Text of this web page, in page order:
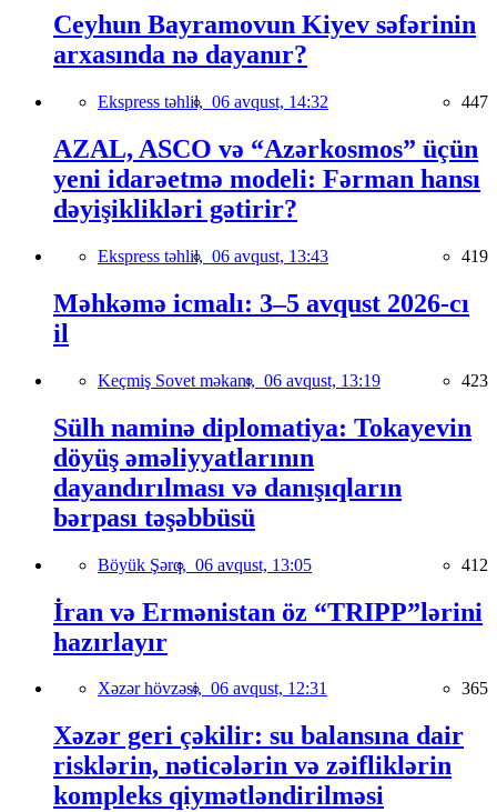
Ceyhun Bayramovun Kiyev səfərinin
arxasında nə dayanır?
Ekspress təhlil, 06 avqust, 14:32 447
AZAL, ASCO və “Azərkosmos” üçün
yeni idarəetmə modeli: Fərman hansı
dəyişiklikləri gətirir?
Ekspress təhlil, 06 avqust, 13:43 419
Məhkəmə icmalı: 3–5 avqust 2026-cı
il
Keçmiş Sovet məkanı, 06 avqust, 13:19 423
Sülh naminə diplomatiya: Tokayevin
döyüş əməliyyatlarının
dayandırılması və danışıqların
bərpası təşəbbüsü
Böyük Şərq, 06 avqust, 13:05 412
İran və Ermənistan öz “TRIPP”lərini
hazırlayır
Xəzər hövzəsi, 06 avqust, 12:31 365
Xəzər geri çəkilir: su balansına dair
risklərin, nəticələrin və zəifliklərin
kompleks qiymətləndirilməsi